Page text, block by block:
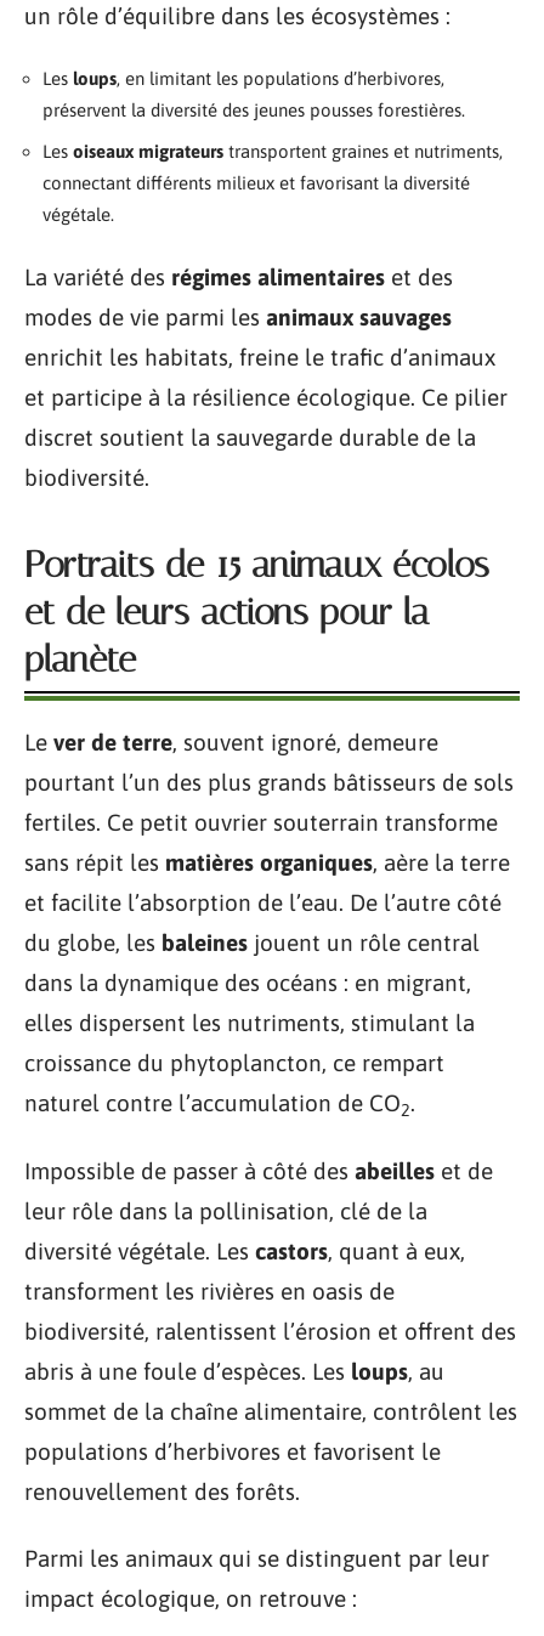
un rôle d’équilibre dans les écosystèmes :
Les loups, en limitant les populations d’herbivores,
préservent la diversité des jeunes pousses forestières.
Les oiseaux migrateurs transportent graines et nutriments,
connectant différents milieux et favorisant la diversité
végétale.
La variété des régimes alimentaires et des
modes de vie parmi les animaux sauvages
enrichit les habitats, freine le trafic d’animaux
et participe à la résilience écologique. Ce pilier
discret soutient la sauvegarde durable de la
biodiversité.
Portraits de 15 animaux écolos
et de leurs actions pour la
planète
Le ver de terre, souvent ignoré, demeure
pourtant l’un des plus grands bâtisseurs de sols
fertiles. Ce petit ouvrier souterrain transforme
sans répit les matières organiques, aère la terre
et facilite l’absorption de l’eau. De l’autre côté
du globe, les baleines jouent un rôle central
dans la dynamique des océans : en migrant,
elles dispersent les nutriments, stimulant la
croissance du phytoplancton, ce rempart
naturel contre l’accumulation de CO2.
Impossible de passer à côté des abeilles et de
leur rôle dans la pollinisation, clé de la
diversité végétale. Les castors, quant à eux,
transforment les rivières en oasis de
biodiversité, ralentissent l’érosion et offrent des
abris à une foule d’espèces. Les loups, au
sommet de la chaîne alimentaire, contrôlent les
populations d’herbivores et favorisent le
renouvellement des forêts.
Parmi les animaux qui se distinguent par leur
impact écologique, on retrouve :